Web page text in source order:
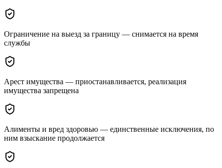
Ограничение на выезд за границу — снимается на время
службы
Арест имущества — приостанавливается, реализация
имущества запрещена
Алименты и вред здоровью — единственные исключения, по
ним взыскание продолжается